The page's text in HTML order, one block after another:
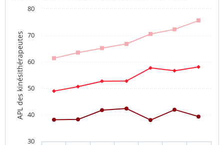
APL des kinésithérapeutes
30
40
50
60
70
80